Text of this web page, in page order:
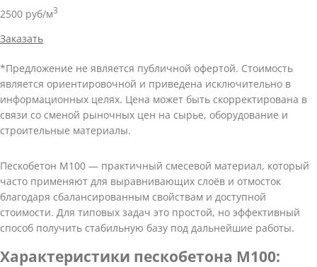
2500 руб/м3
Заказать
*Предложение не является публичной офертой. Стоимость
является ориентировочной и приведена исключительно в
информационных целях. Цена может быть скорректирована в
связи со сменой рыночных цен на сырье, оборудование и
строительные материалы.
Пескобетон М100 — практичный смесевой материал, который
часто применяют для выравнивающих слоёв и отмосток
благодаря сбалансированным свойствам и доступной
стоимости. Для типовых задач это простой, но эффективный
способ получить стабильную базу под дальнейшие работы.
Характеристики пескобетона М100: